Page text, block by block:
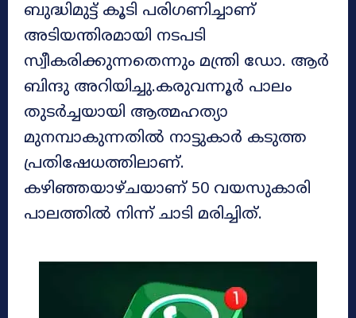
ബുദ്ധിമുട്ട് കൂടി പരിഗണിച്ചാണ്
അടിയന്തിരമായി നടപടി
സ്വീകരിക്കുന്നതെന്നും മന്ത്രി ഡോ. ആർ
ബിന്ദു അറിയിച്ചു.കരുവന്നൂർ പാലം
തുടർച്ചയായി ആത്മഹത്യാ
മുനമ്പാകുന്നതിൽ നാട്ടുകാർ കടുത്ത
പ്രതിഷേധത്തിലാണ്.
കഴിഞ്ഞയാഴ്ചയാണ് 50 വയസുകാരി
പാലത്തിൽ നിന്ന് ചാടി മരിച്ചിത്.